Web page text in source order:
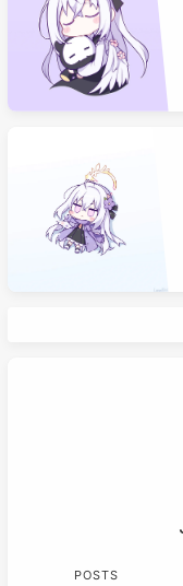
POSTS